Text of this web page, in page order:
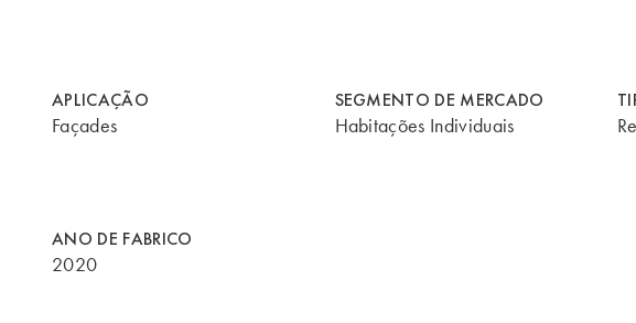
APLICAÇÃO
Façades
SEGMENTO DE MERCADO
Habitações Individuais
ANO DE FABRICO
2020